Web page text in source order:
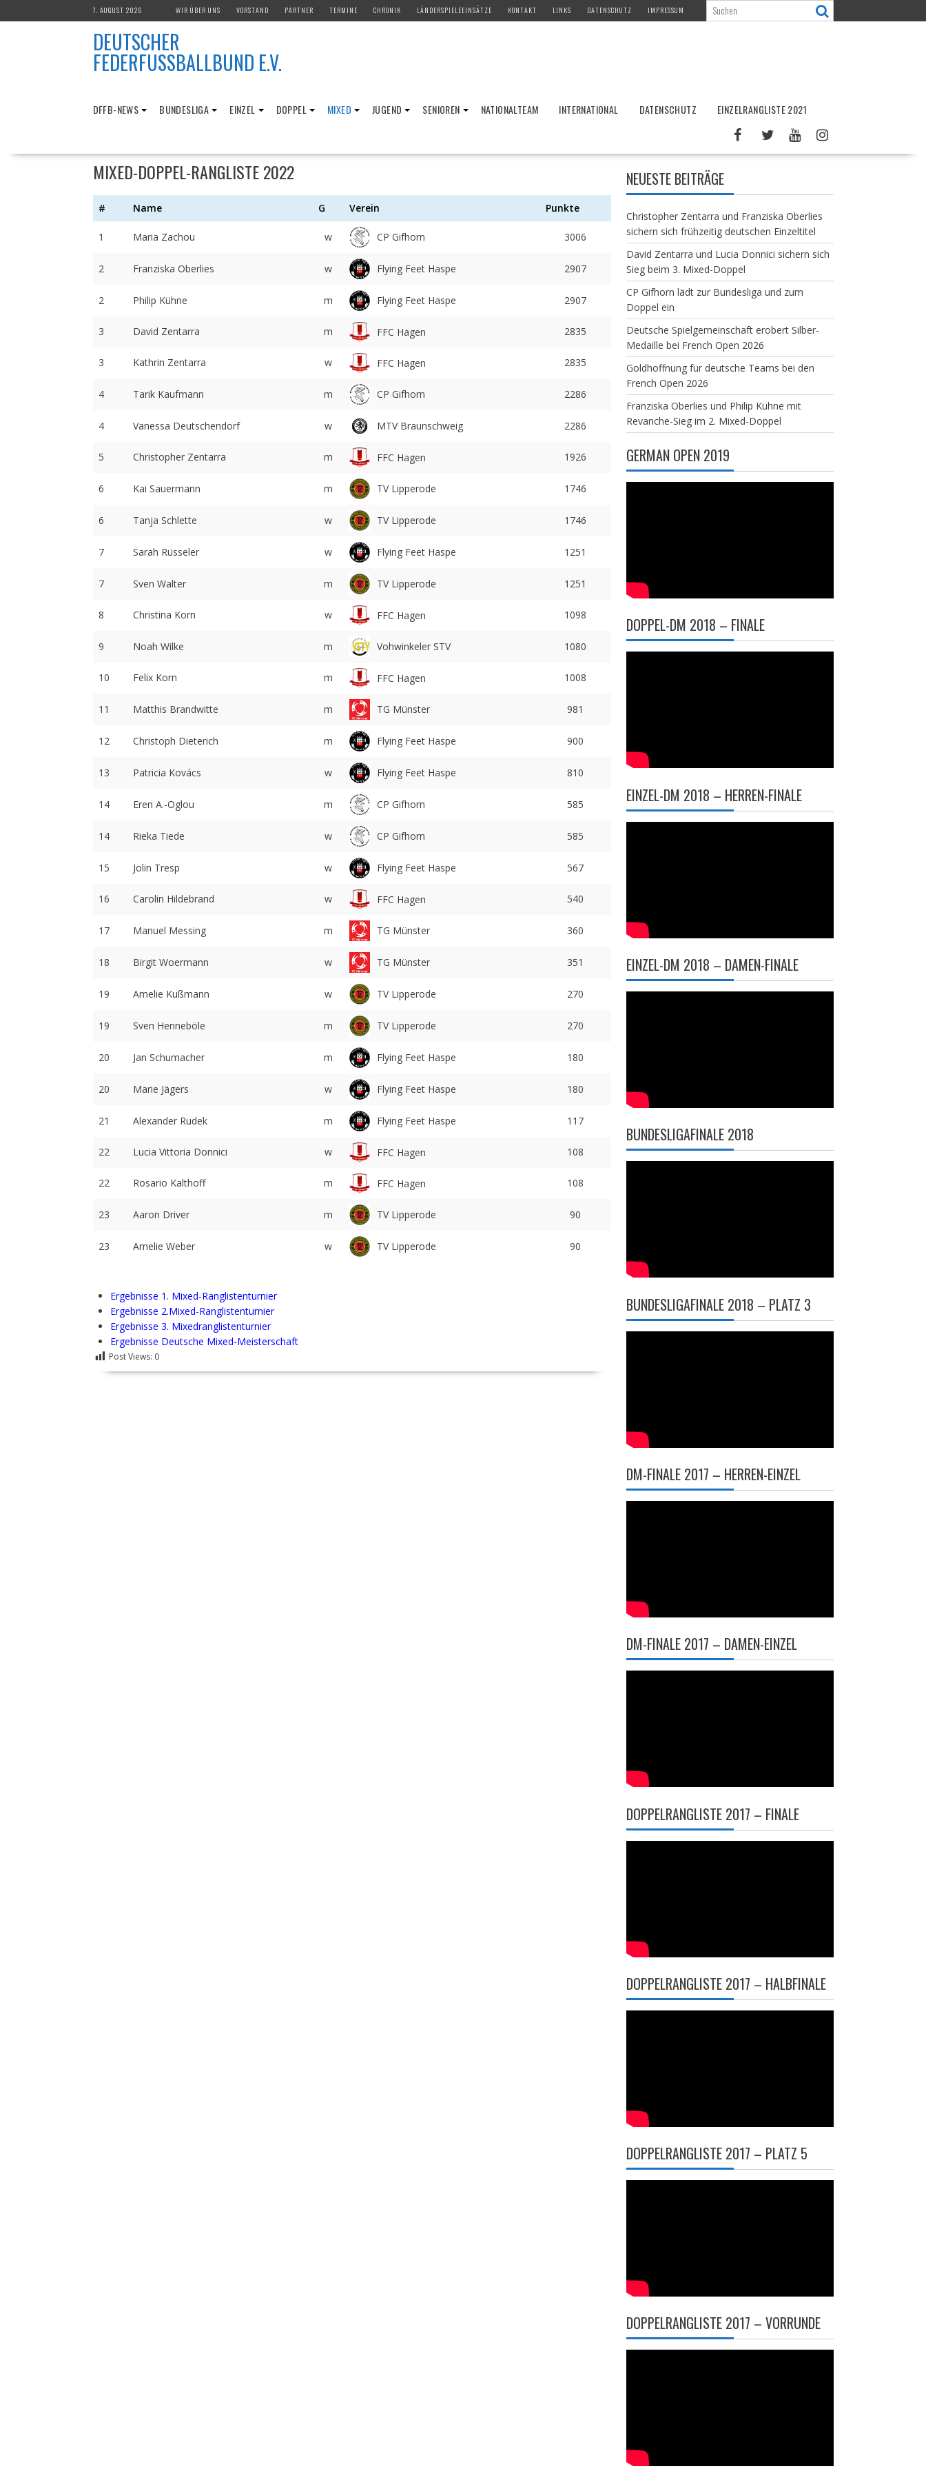
to
7. AUGUST 2026 WIR ÜBER UNS VORSTAND PARTNER TERMINE CHRONIK LÄNDERSPIELEEINSÄTZE KONTAKT LINKS DATENSCHUTZ IMPRESSUM
DEUTSCHER
FEDERFUSSBALLBUND E.V.
DFFB-NEWS BUNDESLIGA EINZEL DOPPEL MIXED JUGEND SENIOREN NATIONALTEAM INTERNATIONAL DATENSCHUTZ EINZELRANGLISTE 2021
MIXED-DOPPEL-RANGLISTE 2022
# Name G Verein Punkte
1 Maria Zachou w CP Gifhorn 3006
2 Franziska Oberlies w Flying Feet Haspe 2907
2 Philip Kühne m Flying Feet Haspe 2907
3 David Zentarra m FFC Hagen 2835
3 Kathrin Zentarra w FFC Hagen 2835
4 Tarik Kaufmann m CP Gifhorn 2286
4 Vanessa Deutschendorf w MTV Braunschweig 2286
5 Christopher Zentarra m FFC Hagen 1926
6 Kai Sauermann m TV Lipperode 1746
6 Tanja Schlette w TV Lipperode 1746
7 Sarah Rüsseler w Flying Feet Haspe 1251
7 Sven Walter m TV Lipperode 1251
8 Christina Korn w FFC Hagen 1098
9 Noah Wilke m Vohwinkeler STV 1080
10 Felix Korn m FFC Hagen 1008
11 Matthis Brandwitte m TG Münster 981
12 Christoph Dieterich m Flying Feet Haspe 900
13 Patricia Kovács w Flying Feet Haspe 810
14 Eren A.-Oglou m CP Gifhorn 585
14 Rieka Tiede w CP Gifhorn 585
15 Jolin Tresp w Flying Feet Haspe 567
16 Carolin Hildebrand w FFC Hagen 540
17 Manuel Messing m TG Münster 360
18 Birgit Woermann w TG Münster 351
19 Amelie Kußmann w TV Lipperode 270
19 Sven Henneböle m TV Lipperode 270
20 Jan Schumacher m Flying Feet Haspe 180
20 Marie Jägers w Flying Feet Haspe 180
21 Alexander Rudek m Flying Feet Haspe 117
22 Lucia Vittoria Donnici w FFC Hagen 108
22 Rosario Kalthoff m FFC Hagen 108
23 Aaron Driver m TV Lipperode 90
23 Amelie Weber w TV Lipperode 90
Ergebnisse 1. Mixed-Ranglistenturnier
Ergebnisse 2.Mixed-Ranglistenturnier
Ergebnisse 3. Mixedranglistenturnier
Ergebnisse Deutsche Mixed-Meisterschaft
Post Views: 0
NEUESTE BEITRÄGE
Christopher Zentarra und Franziska Oberlies
sichern sich frühzeitig deutschen Einzeltitel
David Zentarra und Lucia Donnici sichern sich
Sieg beim 3. Mixed-Doppel
CP Gifhorn lädt zur Bundesliga und zum
Doppel ein
Deutsche Spielgemeinschaft erobert Silber-
Medaille bei French Open 2026
Goldhoffnung für deutsche Teams bei den
French Open 2026
Franziska Oberlies und Philip Kühne mit
Revanche-Sieg im 2. Mixed-Doppel
GERMAN OPEN 2019
DOPPEL-DM 2018 – FINALE
EINZEL-DM 2018 – HERREN-FINALE
EINZEL-DM 2018 – DAMEN-FINALE
BUNDESLIGAFINALE 2018
BUNDESLIGAFINALE 2018 – PLATZ 3
DM-FINALE 2017 – HERREN-EINZEL
DM-FINALE 2017 – DAMEN-EINZEL
DOPPELRANGLISTE 2017 – FINALE
DOPPELRANGLISTE 2017 – HALBFINALE
DOPPELRANGLISTE 2017 – PLATZ 5
DOPPELRANGLISTE 2017 – VORRUNDE